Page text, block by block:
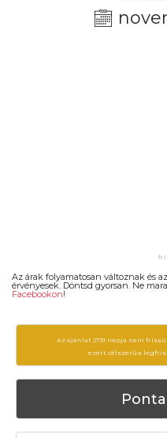
Az árak folyamatosan változnak és
érvényesek. Döntsd gyorsan. Ne
Facebookon!
Az ajánlat 2731 napja nem
ezért célszerű a